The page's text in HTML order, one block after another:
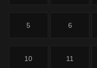
5 6
10 11